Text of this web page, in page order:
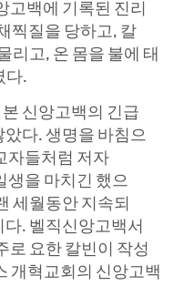
고백에 기록된 진리
찍질을 당하고, 칼
리고, 온 몸을 불에 태
다.
신앙고백의 긴급
았다. 생명을 바침으
자들처럼 저자
생을 마치긴 했으
세월동안 지속되
. 벨직신앙고백서
로 요한 칼빈이 작성
개혁교회의 신앙고백